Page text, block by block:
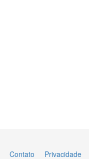
Contato Privacidade